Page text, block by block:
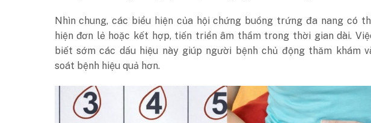
Nhìn chung, các biểu hiện của hội chứng buồng trứng đa nang có
hiện đơn lẻ hoặc kết hợp, tiến triển âm thầm trong thời gian dài.
biết sớm các dấu hiệu này giúp người bệnh chủ động thăm khám
soát bệnh hiệu quả hơn.